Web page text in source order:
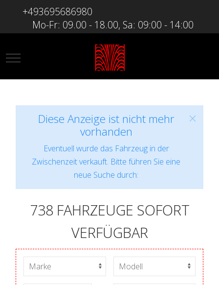
+493695686980
Mo-Fr: 09.00 - 18.00, Sa: 09:00 - 14:00
Mobile Menu Toggle
Diese Anzeige ist nicht mehr
vorhanden
Eventuell wurde das Fahrzeug in der
Zwischenzeit verkauft. Bitte führen Sie eine
neue Suche durch:
738 FAHRZEUGE SOFORT
VERFÜGBAR